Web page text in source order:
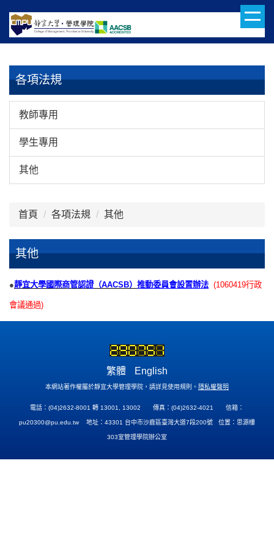
到
主
內
容
區
各項法規
教師專用
學生專用
其他
首頁 各項法規 其他
其他
●靜宜大學國際商管認證（AACSB） 推動委員會設置辦法 (1060419行政
會議通過)
繁體 English
本網站著作權屬於靜宜大學管理學院，請詳見使用規則。 隱私權聲明
電話：(04)2632-8001 轉 13001, 13002 傳真：(04)2632-4021 信箱：
pu20300@pu.edu.tw地址：43301 台中市沙鹿區臺灣大道7段200號 位置：思源樓
303室管理學院辦公室